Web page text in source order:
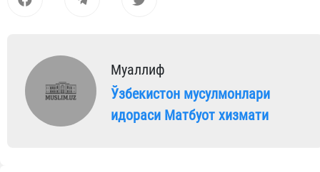
Муаллиф
Ўзбекистон мусулмонлари
идораси Матбуот хизмати